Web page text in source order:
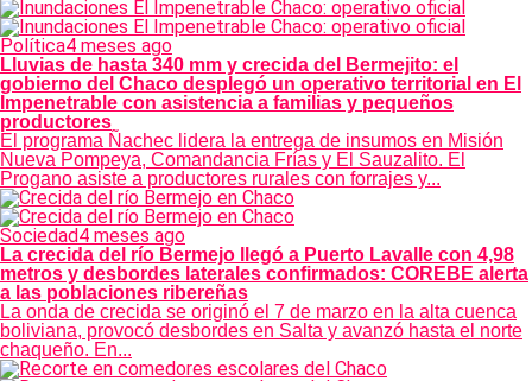
Política4 meses ago
Lluvias de hasta 340 mm y crecida del Bermejito: el
gobierno del Chaco desplegó un operativo territorial en El
Impenetrable con asistencia a familias y pequeños
productores
El programa Ñachec lidera la entrega de insumos en Misión
Nueva Pompeya, Comandancia Frías y El Sauzalito. El
Progano asiste a productores rurales con forrajes y...
Sociedad4 meses ago
La crecida del río Bermejo llegó a Puerto Lavalle con 4,98
metros y desbordes laterales confirmados: COREBE alerta
a las poblaciones ribereñas
La onda de crecida se originó el 7 de marzo en la alta cuenca
boliviana, provocó desbordes en Salta y avanzó hasta el norte
chaqueño. En...